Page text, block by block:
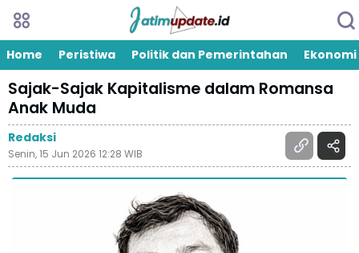
Home Peristiwa Politik dan Pemerintahan Ekonomi
Sajak-Sajak Kapitalisme dalam Romansa
Anak Muda
Redaksi
Senin, 15 Jun 2026 12:28 WIB